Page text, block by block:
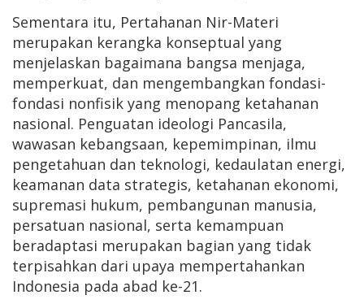
Sementara itu, Pertahanan Nir-Materi
merupakan kerangka konseptual yang
menjelaskan bagaimana bangsa menjaga,
memperkuat, dan mengembangkan fondasi-
fondasi nonfisik yang menopang ketahanan
nasional. Penguatan ideologi Pancasila,
wawasan kebangsaan, kepemimpinan, ilmu
pengetahuan dan teknologi, kedaulatan energi,
keamanan data strategis, ketahanan ekonomi,
supremasi hukum, pembangunan manusia,
persatuan nasional, serta kemampuan
beradaptasi merupakan bagian yang tidak
terpisahkan dari upaya mempertahankan
Indonesia pada abad ke-21.